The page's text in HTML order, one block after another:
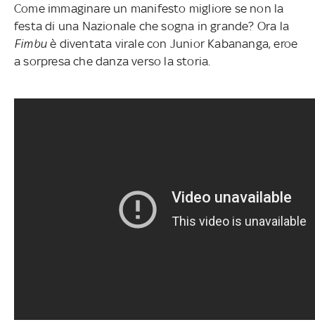
Come immaginare un manifesto migliore se non la
festa di una Nazionale che sogna in grande? Ora la
Fimbu è diventata virale con Junior Kabananga, eroe
a sorpresa che danza verso la storia.